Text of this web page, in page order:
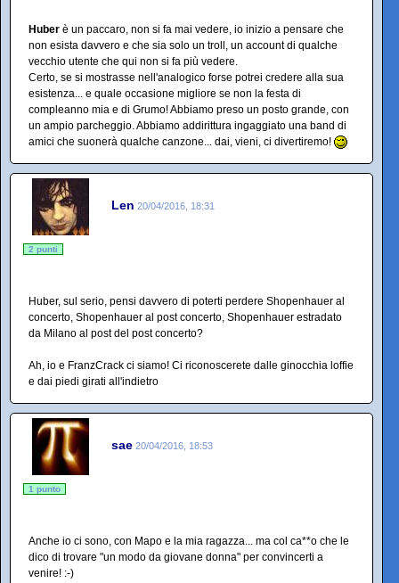
Huber è un paccaro, non si fa mai vedere, io inizio a pensare che
non esista davvero e che sia solo un troll, un account di qualche
vecchio utente che qui non si fa più vedere.
Certo, se si mostrasse nell'analogico forse potrei credere alla sua
esistenza... e quale occasione migliore se non la festa di
compleanno mia e di Grumo! Abbiamo preso un posto grande, con
un ampio parcheggio. Abbiamo addirittura ingaggiato una band di
amici che suonerà qualche canzone... dai, vieni, ci divertiremo!
Len 20/04/2016, 18:31
2 punti
Huber, sul serio, pensi davvero di poterti perdere Shopenhauer al
concerto, Shopenhauer al post concerto, Shopenhauer estradato
da Milano al post del post concerto?
Ah, io e FranzCrack ci siamo! Ci riconoscerete dalle ginocchia loffie
e dai piedi girati all'indietro
sae 20/04/2016, 18:53
1 punto
Anche io ci sono, con Mapo e la mia ragazza... ma col ca**o che le
dico di trovare "un modo da giovane donna" per convincerti a
venire! :-)